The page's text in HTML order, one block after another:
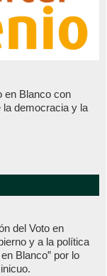
en Blanco con
la democracia y la
del Voto en
y a la política
Blanco” por lo